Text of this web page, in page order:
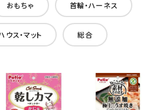
おもちゃ 首輪・ハーネス
ウス・マット 総合